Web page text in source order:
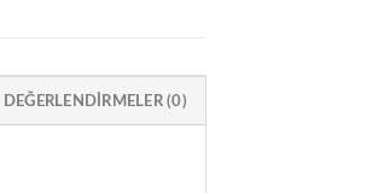
DEĞERLENDIRMELER (0)